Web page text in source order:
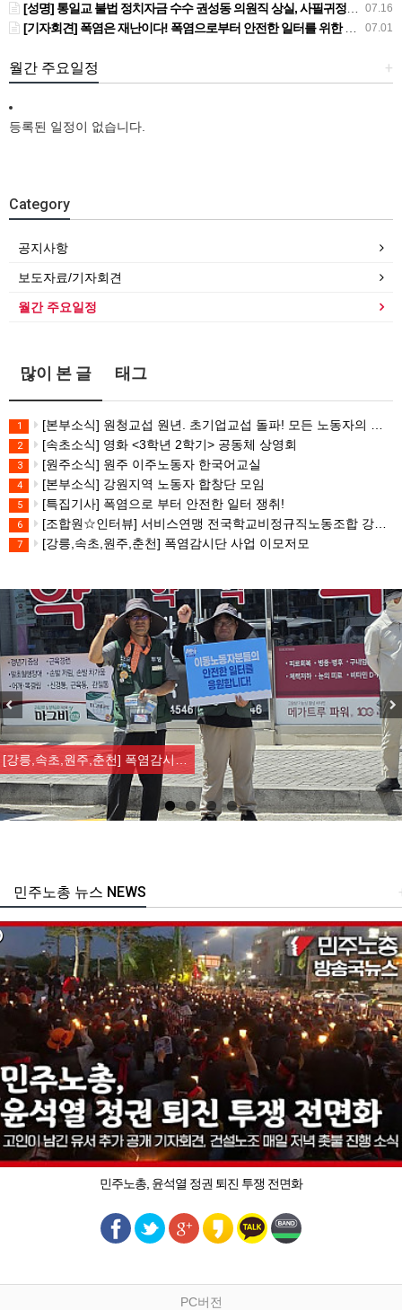
07.16
[성명] 통일교 불법 정치자금 수수 권성동 의원직 상실, 사필귀정이다
07.01
[기자회견] 폭염은 재난이다! 폭염으로부터 안전한 일터를 위한 민주노총 강원지역본부 폭염감시단 선포 기자회견
+
월간 주요일정
등록된 일정이 없습니다.
Category
공지사항
보도자료/기자회견
월간 주요일정
많이 본 글 태그
1 [본부소식] 원청교섭 원년. 초기업교섭 돌파! 모든 노동자의 노동기본권 쟁취! 민주노총 7.15 총파업대회
2 [속초소식] 영화 <3학년 2학기> 공동체 상영회
3 [원주소식] 원주 이주노동자 한국어교실
4 [본부소식] 강원지역 노동자 합창단 모임
5 [특집기사] 폭염으로 부터 안전한 일터 쟁취!
6 [조합원☆인터뷰] 서비스연맹 전국학교비정규직노동조합 강원지부 김유미 춘천지회장
7 [강릉,속초,원주,춘천] 폭염감시단 사업 이모저모
[강릉,속초,원주,춘천] 폭염감시…
주노총 뉴스 NEWS
민주노총, 윤석열 정권 퇴진 투쟁 전면화
PC버전